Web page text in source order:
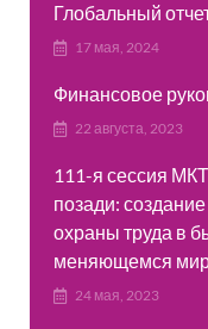
Глобальный
17 мая, 2024
Финансовое
22 августа, 2023
111-я сессия
позади:
охраны труда в
меняющемся
24 мая, 2023